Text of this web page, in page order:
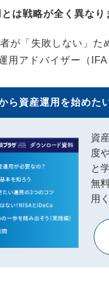
は戦略が全く異なり
が「失敗しない」た
用アドバイザー（
から資産運用を始めた
資
度
と
無
用